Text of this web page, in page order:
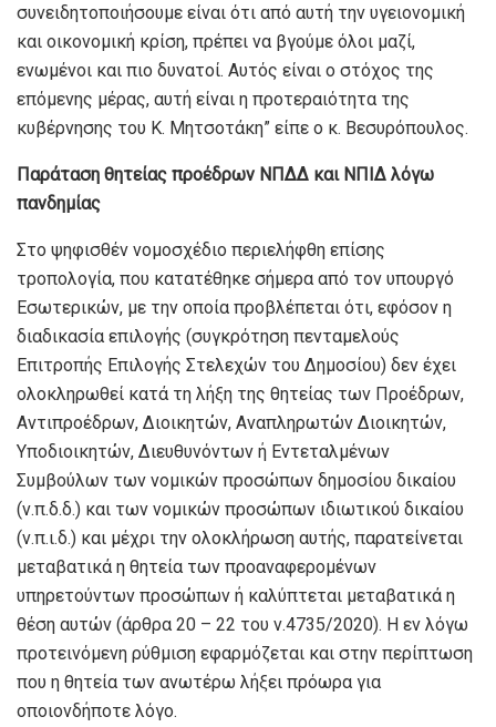
συνειδητοποιήσουμε είναι ότι από αυτή την υγειονομική
και οικονομική κρίση, πρέπει να βγούμε όλοι μαζί,
ενωμένοι και πιο δυνατοί. Αυτός είναι ο στόχος της
επόμενης μέρας, αυτή είναι η προτεραιότητα της
κυβέρνησης του Κ. Μητσοτάκη” είπε ο κ. Βεσυρόπουλος.
Παράταση θητείας προέδρων ΝΠΔΔ και ΝΠΙΔ λόγω
πανδημίας
Στο ψηφισθέν νομοσχέδιο περιελήφθη επίσης
τροπολογία, που κατατέθηκε σήμερα από τον υπουργό
Εσωτερικών, με την οποία προβλέπεται ότι, εφόσον η
διαδικασία επιλογής (συγκρότηση πενταμελούς
Επιτροπής Επιλογής Στελεχών του Δημοσίου) δεν έχει
ολοκληρωθεί κατά τη λήξη της θητείας των Προέδρων,
Αντιπροέδρων, Διοικητών, Αναπληρωτών Διοικητών,
Υποδιοικητών, Διευθυνόντων ή Εντεταλμένων
Συμβούλων των νομικών προσώπων δημοσίου δικαίου
(ν.π.δ.δ.) και των νομικών προσώπων ιδιωτικού δικαίου
(ν.π.ι.δ.) και μέχρι την ολοκλήρωση αυτής, παρατείνεται
μεταβατικά η θητεία των προαναφερομένων
υπηρετούντων προσώπων ή καλύπτεται μεταβατικά η
θέση αυτών (άρθρα 20 – 22 του ν.4735/2020). Η εν λόγω
προτεινόμενη ρύθμιση εφαρμόζεται και στην περίπτωση
που η θητεία των ανωτέρω λήξει πρόωρα για
οποιονδήποτε λόγο.